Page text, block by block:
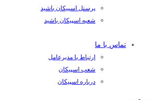
پرسنل اسپیکان باشید
شعبه اسپیکان باشید
تماس با ما
ارتباط با مدیرعامل
شعب اسپیکان
درباره اسپیکان